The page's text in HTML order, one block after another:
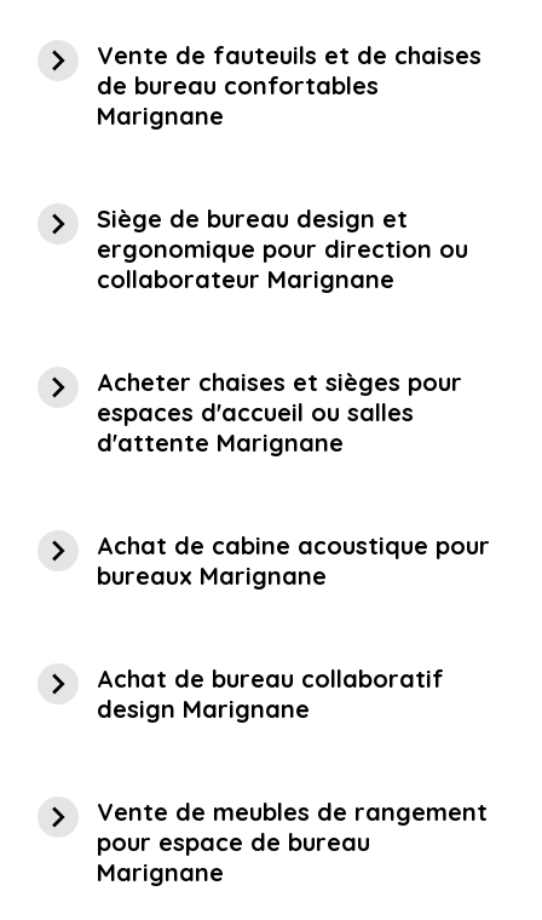
navigate_next
Vente de fauteuils et de chaises
de bureau confortables
Marignane
navigate_next
Siège de bureau design et
ergonomique pour direction ou
collaborateur Marignane
navigate_next
Acheter chaises et sièges pour
espaces d'accueil ou salles
d'attente Marignane
navigate_next
Achat de cabine acoustique pour
bureaux Marignane
navigate_next
Achat de bureau collaboratif
design Marignane
navigate_next
Vente de meubles de rangement
pour espace de bureau
Marignane